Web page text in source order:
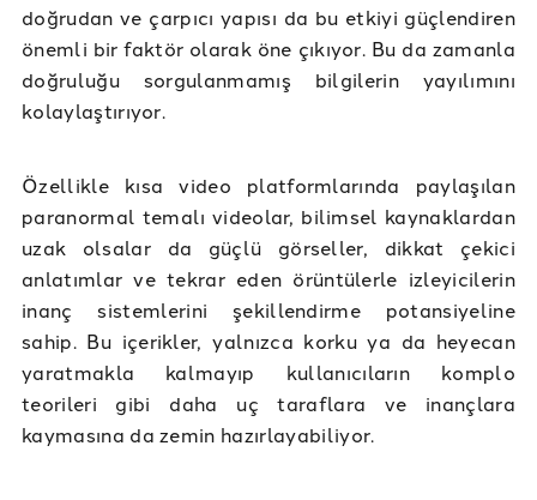
doğrudan ve çarpıcı yapısı da bu etkiyi güçlendiren
önemli bir faktör olarak öne çıkıyor. Bu da zamanla
doğruluğu sorgulanmamış bilgilerin yayılımını
kolaylaştırıyor.
Özellikle kısa video platformlarında paylaşılan
paranormal temalı videolar, bilimsel kaynaklardan
uzak olsalar da güçlü görseller, dikkat çekici
anlatımlar ve tekrar eden örüntülerle izleyicilerin
inanç sistemlerini şekillendirme potansiyeline
sahip. Bu içerikler, yalnızca korku ya da heyecan
yaratmakla kalmayıp kullanıcıların komplo
teorileri gibi daha uç taraflara ve inançlara
kaymasına da zemin hazırlayabiliyor.